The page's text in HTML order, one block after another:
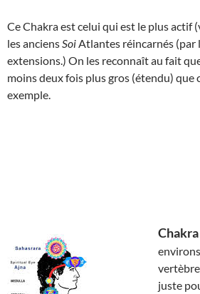
Ce Chakra est celui qui est le plus actif
les anciensSoiAtlantes réincarnés (par
extensions.) On les reconnaît au fait
moins deux fois plus gros (étendu) que
exemple.
juste